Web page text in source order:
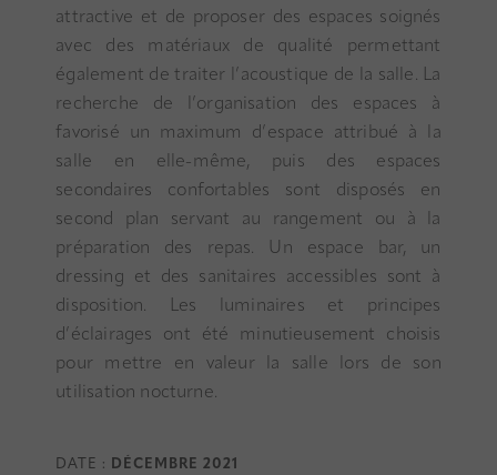
attractive et de proposer des espaces soignés
avec des matériaux de qualité permettant
également de traiter l’acoustique de la salle. La
recherche de l’organisation des espaces à
favorisé un maximum d’espace attribué à la
salle en elle-même, puis des espaces
secondaires confortables sont disposés en
second plan servant au rangement ou à la
préparation des repas. Un espace bar, un
dressing et des sanitaires accessibles sont à
disposition. Les luminaires et principes
d’éclairages ont été minutieusement choisis
pour mettre en valeur la salle lors de son
utilisation nocturne.
DATE : DÉCEMBRE 2021